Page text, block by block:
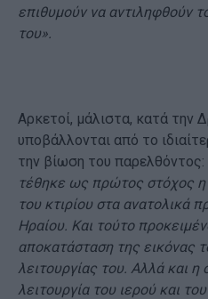
επιθυμούν να αντιληφθούν
του».
Αρκετοί, μάλιστα, κατά την
υποβάλλονται από το
την βίωση του παρελθόντος:
τέθηκε ως πρώτος στόχος
του κτιρίου στα ανατολικά
Ηραίου. Και τούτο
αποκατάσταση της εικόνας
λειτουργίας του. Αλλά και
λειτουργία του ιερού και